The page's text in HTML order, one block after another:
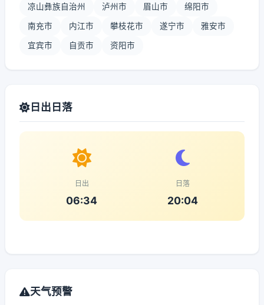
凉山彝族自治州 泸州市 眉山市 绵阳市
南充市 内江市 攀枝花市 遂宁市 雅安市
宜宾市 自贡市 资阳市
日出日落
日出
06:34
日落
20:04
天气预警